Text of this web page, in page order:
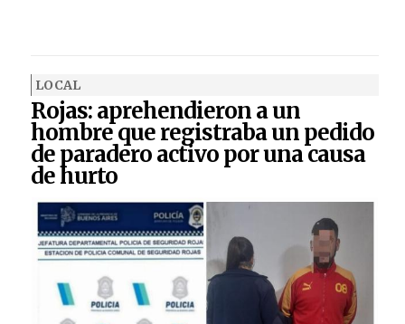
LOCAL
Rojas: aprehendieron a un
hombre que registraba un pedido
de paradero activo por una causa
de hurto